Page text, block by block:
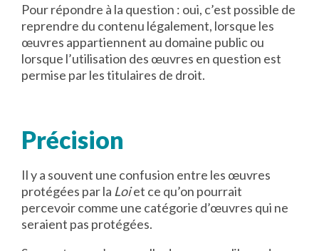
Pour répondre à la question : oui, c’est possible de
reprendre du contenu légalement, lorsque les
œuvres appartiennent au domaine public ou
lorsque l’utilisation des œuvres en question est
permise par les titulaires de droit.
Précision
Il y a souvent une confusion entre les œuvres
protégées par la Loiet ce qu’on pourrait
percevoir comme une catégorie d’œuvres qui ne
seraient pas protégées.